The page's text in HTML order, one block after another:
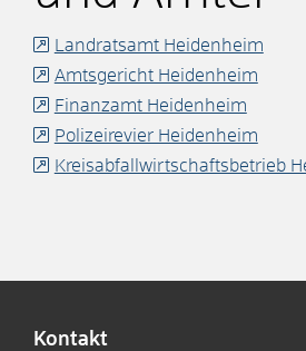
Landratsamt Heidenheim
Amtsgericht Heidenheim
Finanzamt Heidenheim
Polizeirevier Heidenheim
Kreisabfallwirtschaftsbetrieb
Kontakt